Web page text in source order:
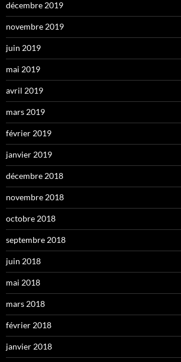
décembre 2019
novembre 2019
juin 2019
mai 2019
avril 2019
mars 2019
février 2019
janvier 2019
décembre 2018
novembre 2018
octobre 2018
septembre 2018
juin 2018
mai 2018
mars 2018
février 2018
janvier 2018